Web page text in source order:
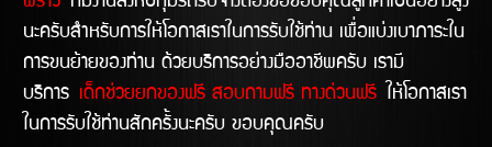
นะครับสำหรับการให้โอกาสเราในการรับใช้ท่าน เพื่อแบ่งเบาภาระใน
การขนย้ายของท่าน ด้วยบริการอย่างมืออาชีพครับ เรามี
บริการ
เด็กช่วยยกของฟรี สอบถามฟรี ทางด่วนฟรี ให้โอกาสเรา
ในการรับใช้ท่านสักครั้งนะครับ ขอบคุณครับ